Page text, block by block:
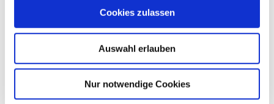
Cookies zulassen
Auswahl erlauben
Nur notwendige Cookies